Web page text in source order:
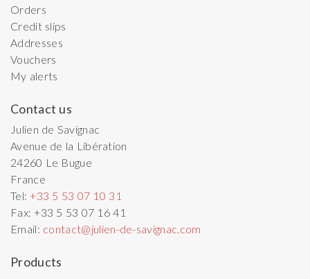
Orders
Credit slips
Addresses
Vouchers
My alerts
Contact us
Julien de Savignac
Avenue de la Libération
24260 Le Bugue
France
Tel:+33 5 53 07 10 31
Fax:+33 5 53 07 16 41
Email: contact@julien-de-savignac.com
Products